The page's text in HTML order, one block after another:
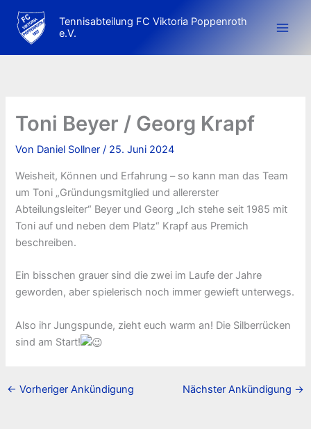
Inhalt
springen
Tennisabteilung FC Viktoria Poppenroth
e.V.
Toni Beyer / Georg Krapf
Von Daniel Sollner/ 25. Juni 2024
Weisheit, Können und Erfahrung – so kann man das Team
um Toni „Gründungsmitglied und allererster
Abteilungsleiter“ Beyer und Georg „Ich stehe seit 1985 mit
Toni auf und neben dem Platz“ Krapf aus Premich
beschreiben.
Ein bisschen grauer sind die zwei im Laufe der Jahre
geworden, aber spielerisch noch immer gewieft unterwegs.
Also ihr Jungspunde, zieht euch warm an! Die Silberrücken
sind am Start!
← Vorheriger Ankündigung Nächster Ankündigung →